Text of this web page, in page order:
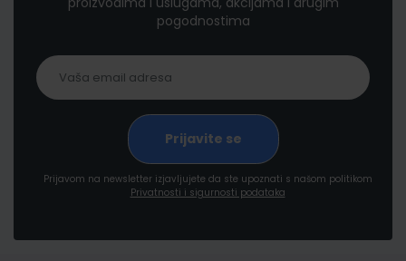
pogodnostima
Prijavom na newsletter izjavljujete da ste upoznati s našom politikom
Privatnosti i sigurnosti podataka